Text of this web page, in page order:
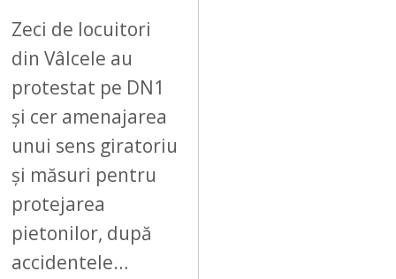
Zeci de locuitori
din Vâlcele au
protestat pe DN1
și cer amenajarea
unui sens giratoriu
și măsuri pentru
protejarea
pietonilor, după
accidentele…